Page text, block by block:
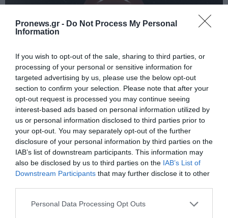
Pronews.gr - Do Not Process My Personal
Information
If you wish to opt-out of the sale, sharing to third parties, or
processing of your personal or sensitive information for
targeted advertising by us, please use the below opt-out
section to confirm your selection. Please note that after your
opt-out request is processed you may continue seeing
interest-based ads based on personal information utilized by
us or personal information disclosed to third parties prior to
your opt-out. You may separately opt-out of the further
disclosure of your personal information by third parties on the
IAB’s list of downstream participants. This information may
also be disclosed by us to third parties on the IAB’s List of
Downstream Participants that may further disclose it to other
Please note that this website/app uses one or more Google
Personal Data Processing Opt Outs
PRONEWS.GR /ΔΙΑΣΤΗΜΑ
Artemis II: Δείτε το βαζάκι Nutella
που αιωρείται ανάμεσα στους
αστροναύτες – Κι όμως… τη θεωρούν
απαραίτητη
08.04.2026 | 13:37